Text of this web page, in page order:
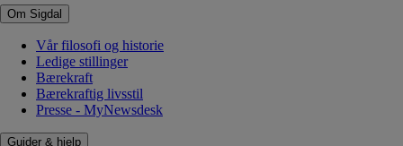
Om Sigdal
Vår filosofi og historie
Ledige stillinger
Bærekraft
Bærekraftig livsstil
Presse - MyNewsdesk
Guider & hjelp